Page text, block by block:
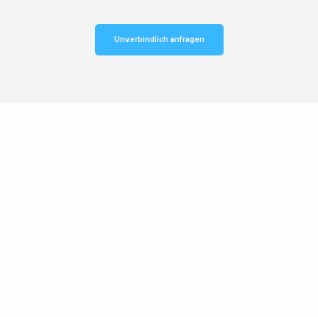
Unverbindlich anfragen